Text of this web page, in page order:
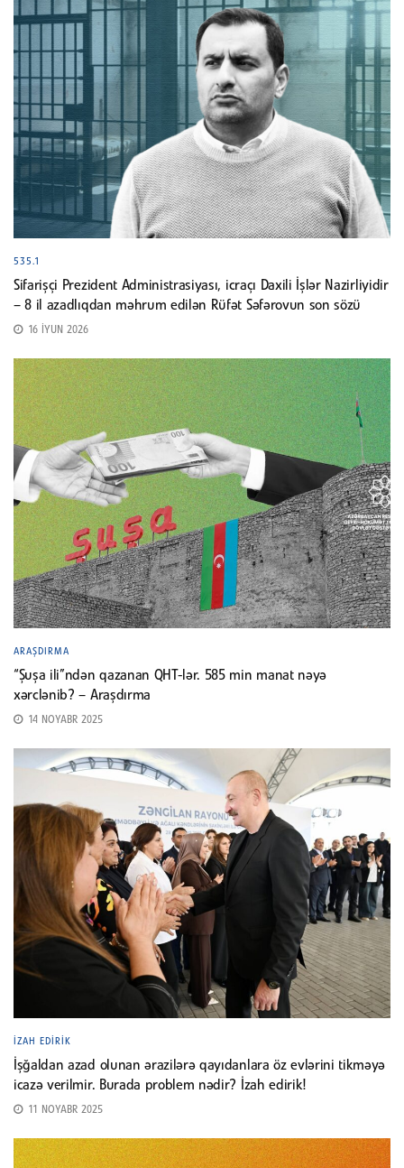
535.1
Sifarişçi Prezident Administrasiyası, icraçı Daxili İşlər Nazirliyidir
– 8 il azadlıqdan məhrum edilən Rüfət Səfərovun son sözü
16 İYUN 2026
ARAŞDIRMA
“Şuşa ili”ndən qazanan QHT-lər. 585 min manat nəyə
xərclənib? – Araşdırma
14 NOYABR 2025
İZAH EDIRIK
İşğaldan azad olunan ərazilərə qayıdanlara öz evlərini tikməyə
icazə verilmir. Burada problem nədir? İzah edirik!
11 NOYABR 2025